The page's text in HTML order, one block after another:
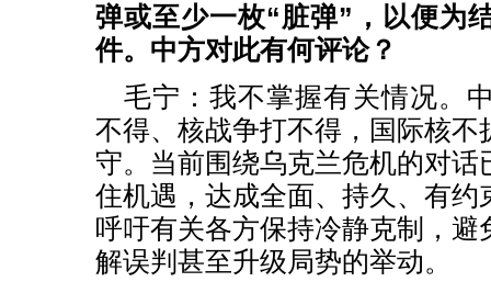
弹或至少一枚“脏弹”，以便为
件。中方对此有何评论？
毛宁：我不掌握有关情况。
不得、核战争打不得，国际核不
守。当前围绕乌克兰危机的对话
住机遇，达成全面、持久、有约
呼吁有关各方保持冷静克制，
解误判甚至升级局势的举动。